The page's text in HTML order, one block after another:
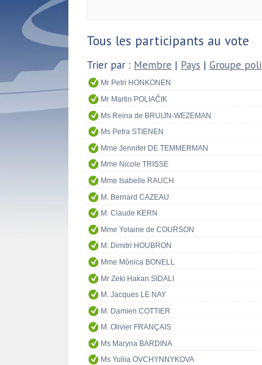
Tous les participants au vote
Trier par : Membre | Pays | Groupe
Mr Petri HONKONEN
Mr Martin POLIAČIK
Ms Reina de BRUIJN-WEZEMAN
Ms Petra STIENEN
Mme Jennifer DE TEMMERMAN
Mme Nicole TRISSE
Mme Isabelle RAUCH
M. Bernard CAZEAU
M. Claude KERN
Mme Yolaine de COURSON
M. Dimitri HOUBRON
Mme Mònica BONELL
Mr Zeki Hakan SIDALI
M. Jacques LE NAY
M. Damien COTTIER
M. Olivier FRANÇAIS
Ms Maryna BARDINA
Ms Yuliia OVCHYNNYKOVA